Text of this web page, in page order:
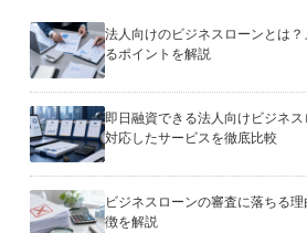
法人向けのビジネスローンとは
るポイントを解説
即日融資できる法人向けビジネ
対応したサービスを徹底比較
ビジネスローンの審査に落ちる
徴を解説